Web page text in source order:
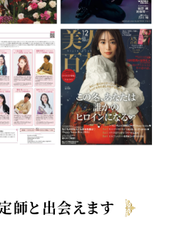
師と出会えます